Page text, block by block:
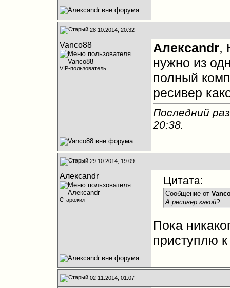
28.10.2014, 20:32
Vanco88
VIP-пользователь
Алексandr,
нужно из
полный
ресивер
Последний
20:38.
29.10.2014, 19:09
Алексandr
Старожил
Цитата:
Сообщение от
А ресивер какой?
Пока
приступлю
02.11.2014, 01:07